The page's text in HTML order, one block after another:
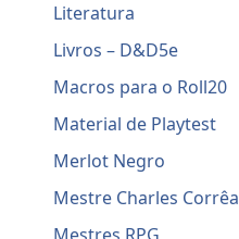
Literatura
Livros – D&D5e
Macros para o Roll20
Material de Playtest
Merlot Negro
Mestre Charles Corrêa